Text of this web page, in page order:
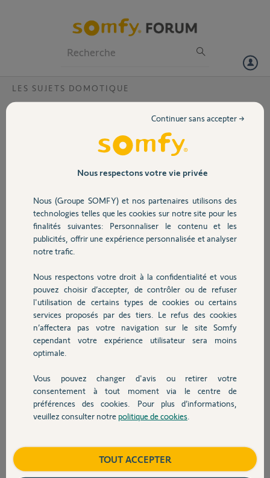
Volet
Sécurité
Domotique
Chauffage
Autres produits
Devis avec un pro
Contact
LES SUJETS DOMOTIQUE
Où commencer en domotique?
Je n'y connais rien en domotique mais je compte bien apprendre.
A ce jour je possède un portail avec visiophone V500 de Somfy (RTS)
J'ai donc le moniteur équipé d'un émetteur radio RTS et pour l'instant
c'est tout.
Je vais faire des travaux et je compte installer de l'éclairage extérieur
ainsi qu'un système d'arrosage automatique.
contrôler mon éclairage extérieur depuis mon moniteur V500 (ou un
autre système le cas échéant) et une application mobile ? Sachant que
j'ai 4 circuits électriques pour 4 zones de mon jardin à alimenter.
mettre en place un système d'arrosage automatique contrôlable à
distance via mon moniteur également ou sur mobile?
Merci d'avance pour votre aide!
Ju C.
Nous respectons votre vie privée
Nous (Groupe SOMFY) et nos partenaires utilisons des
technologies telles que les cookies sur notre site pour les
finalités suivantes: Personnaliser le contenu et les
publicités, offrir une expérience personnalisée et analyser
notre trafic.
Nous respectons votre droit à la confidentialité et vous
pouvez choisir d’accepter, de contrôler ou de refuser
l'utilisation de certains types de cookies ou certains
services proposés par des tiers. Le refus des cookies
n’affectera pas votre navigation sur le site Somfy
cependant votre expérience utilisateur sera moins
optimale.
Vous pouvez changer d'avis ou retirer votre
consentement à tout moment via le centre de
préférences des cookies. Pour plus d’informations,
veuillez consulter notre politique de cookies
Continuer sans accepter →
TOUT ACCEPTER